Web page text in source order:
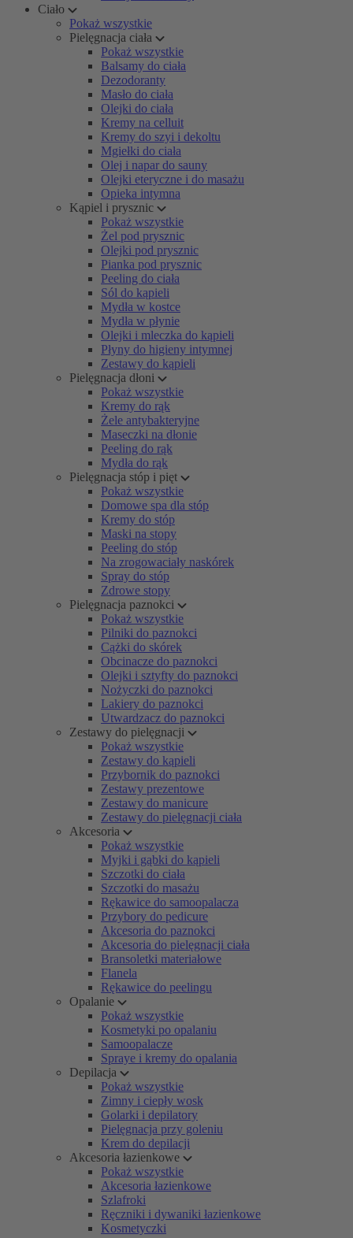
Ciało
Pokaż wszystkie
Pielęgnacja ciała
Pokaż wszystkie
Balsamy do ciała
Dezodoranty
Masło do ciała
Olejki do ciała
Kremy na celluit
Kremy do szyi i dekoltu
Mgiełki do ciała
Olej i napar do sauny
Olejki eteryczne i do masażu
Opieka intymna
Kąpiel i prysznic
Pokaż wszystkie
Żel pod prysznic
Olejki pod prysznic
Pianka pod prysznic
Peeling do ciała
Sól do kąpieli
Mydła w kostce
Mydła w płynie
Olejki i mleczka do kąpieli
Płyny do higieny intymnej
Zestawy do kąpieli
Pielęgnacja dłoni
Pokaż wszystkie
Kremy do rąk
Żele antybakteryjne
Maseczki na dłonie
Peeling do rąk
Mydła do rąk
Pielęgnacja stóp i pięt
Pokaż wszystkie
Domowe spa dla stóp
Kremy do stóp
Maski na stopy
Peeling do stóp
Na zrogowaciały naskórek
Spray do stóp
Zdrowe stopy
Pielęgnacja paznokci
Pokaż wszystkie
Pilniki do paznokci
Cążki do skórek
Obcinacze do paznokci
Olejki i sztyfty do paznokci
Nożyczki do paznokci
Lakiery do paznokci
Utwardzacz do paznokci
Zestawy do pielęgnacji
Pokaż wszystkie
Zestawy do kąpieli
Przybornik do paznokci
Zestawy prezentowe
Zestawy do manicure
Zestawy do pielęgnacji ciała
Akcesoria
Pokaż wszystkie
Myjki i gąbki do kąpieli
Szczotki do ciała
Szczotki do masażu
Rękawice do samoopalacza
Przybory do pedicure
Akcesoria do paznokci
Akcesoria do pielęgnacji ciała
Bransoletki materiałowe
Flanela
Rękawice do peelingu
Opalanie
Pokaż wszystkie
Kosmetyki po opalaniu
Samoopalacze
Spraye i kremy do opalania
Depilacja
Pokaż wszystkie
Zimny i ciepły wosk
Golarki i depilatory
Pielęgnacja przy goleniu
Krem do depilacji
Akcesoria łazienkowe
Pokaż wszystkie
Akcesoria łazienkowe
Szlafroki
Ręczniki i dywaniki łazienkowe
Kosmetyczki